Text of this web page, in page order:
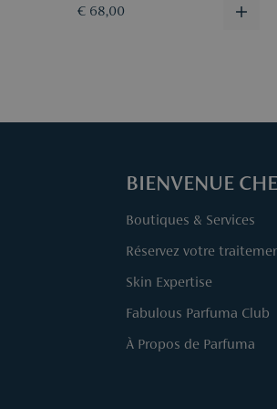
€ 68,00
BIENVENUE
Boutiques & Services
Réservez votre
Skin Expertise
Fabulous Parfuma Club
À Propos de Parfuma